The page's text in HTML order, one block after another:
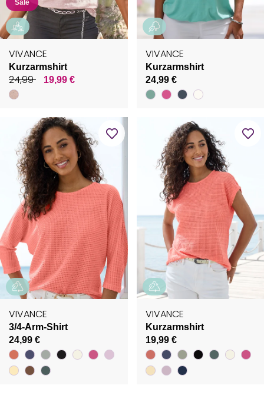
Sale
VIVANCE
Kurzarmshirt
24,99 19,99 €
VIVANCE
Kurzarmshirt
24,99 €
VIVANCE
3/4-Arm-Shirt
24,99 €
VIVANCE
Kurzarmshirt
19,99 €